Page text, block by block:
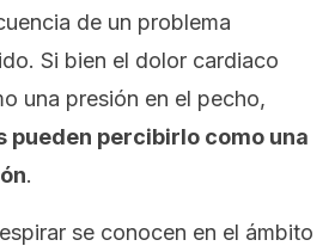
de un problema
Si bien el dolor cardiaco
una presión en el pecho,
pueden percibirlo como una
.
se conocen en el ámbito